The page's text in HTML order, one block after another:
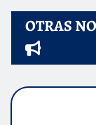
OTRAS